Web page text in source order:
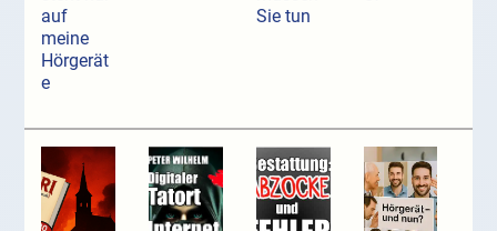
auf
meine
Hörgerät
e
Sie tun